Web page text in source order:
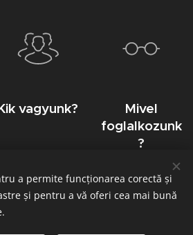
vagyunk?
Mivel
foglalkozunk
?
a permite funcționarea corectă și
și pentru a vă oferi cea mai bună